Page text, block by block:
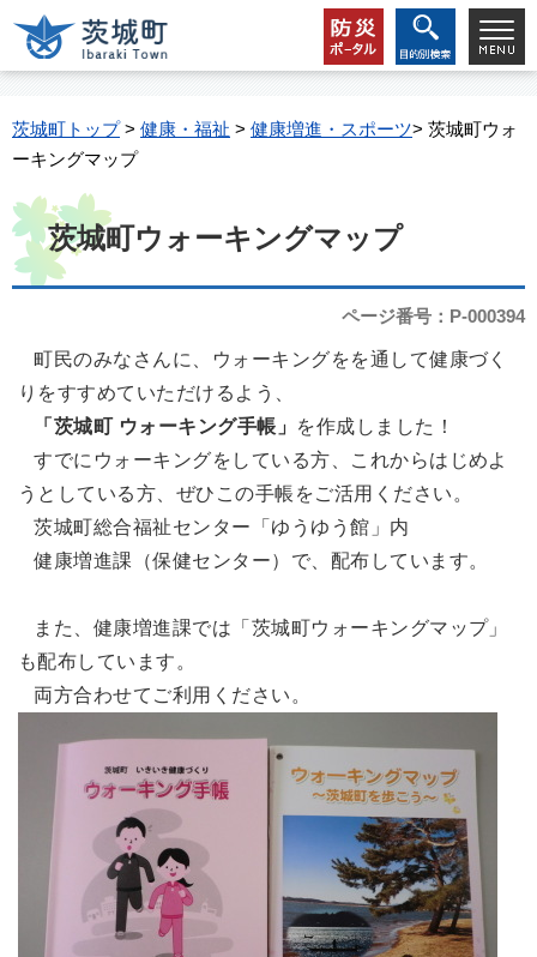
茨城町トップ> 健康・福祉 > 健康増進・スポーツ> 茨城町ウォ
ーキングマップ
茨城町ウォーキングマップ
ページ番号：P-000394
町民のみなさんに、ウォーキングをを通して健康づく
りをすすめていただけるよう、
「茨城町 ウォーキング手帳」
を作成しました！
すでにウォーキングをしている方、これからはじめよ
うとしている方、ぜひこの手帳をご活用ください。
茨城町総合福祉センター「ゆうゆう館」内
健康増進課（保健センター）で、配布しています。
また、健康増進課では「茨城町ウォーキングマップ」
も配布しています。
両方合わせてご利用ください。